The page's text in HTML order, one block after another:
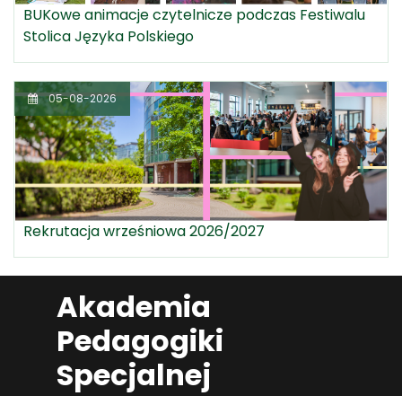
BUKowe animacje czytelnicze podczas Festiwalu
Stolica Języka Polskiego
05-08-2026
Rekrutacja wrześniowa 2026/2027
Akademia
Pedagogiki
Specjalnej